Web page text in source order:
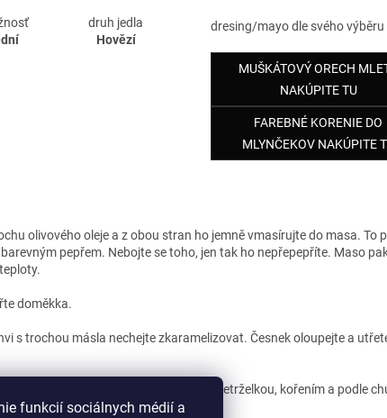
funkcií sociálnych médií a
druh jedla
Hovězí
dresing/mayo dle svého výběru
MUŠKÁTOVÝ ORECH
NAKÚPITE TU
FAREBNÉ KORENIE DO
MLYNČEKOV NAKÚPITE
olivového oleje a z obou stran ho jemně vmasírujte do masa. To
pepřem. Nebojte se toho, jen tak ho nepřepepříte. Maso
doměkka.
s trochou másla nechejte zkaramelizovat. Česnek oloupejte a
česnekem, máslem, nasekanou petrželkou, kořením a podle
na 20 minut na 180°C.